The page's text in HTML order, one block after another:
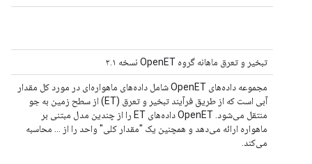
تبخیر و تعرق ماهانه گروه OpenET نسخه ۲.۱
مجموعه داده‌های OpenET شامل داده‌های ماهواره‌ای در مورد کل مقدار
آبی است که از طریق فرآیند تبخیر و تعرق (ET) از سطح زمین به جو
منتقل می‌شود. OpenET داده‌های ET را از چندین مدل مبتنی بر
ماهواره ارائه می‌دهد و همچنین یک "مقدار کلی" واحد را از ... محاسبه
می‌کند.